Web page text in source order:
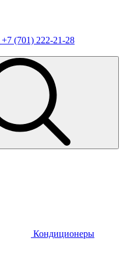
+7 (701) 222-21-28
Кондиционеры